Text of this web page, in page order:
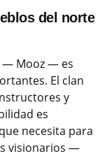
del norte
— Mooz — es
El clan
y
es
necesita para
visionarios —